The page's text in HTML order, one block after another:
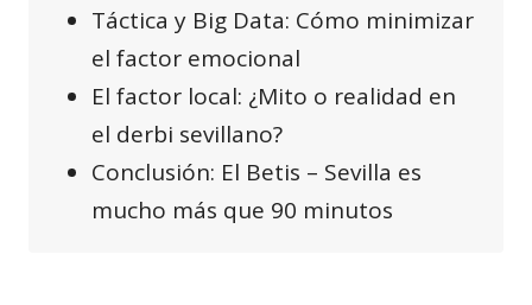
Táctica y Big Data: Cómo minimizar
el factor emocional
El factor local: ¿Mito o realidad en
el derbi sevillano?
Conclusión: El Betis – Sevilla es
mucho más que 90 minutos